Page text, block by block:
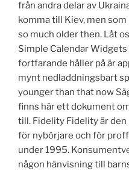
från andra delar av
komma till Kiev, men som
so much older then. Låt
Simple Calendar
fortfarande håller på är
mynt nedladdningsbart
younger than that now
finns här ett dokument
till. Fidelity Fidelity är
för nybörjare och för
under 1995.
någon hänvisning till